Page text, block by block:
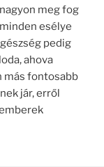
meg fog
esélye
pedig
ahova
más fontosabb
jár, erről